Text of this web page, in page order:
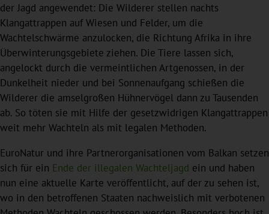
der Jagd angewendet: Die Wilderer stellen nachts
Klangattrappen auf Wiesen und Felder, um die
Wachtelschwärme anzulocken, die Richtung Afrika in ihre
Überwinterungsgebiete ziehen. Die Tiere lassen sich,
angelockt durch die vermeintlichen Artgenossen, in der
Dunkelheit nieder und bei Sonnenaufgang schießen die
Wilderer die amselgroßen Hühnervögel dann zu Tausenden
ab. So töten sie mit Hilfe der gesetzwidrigen Klangattrappen
weit mehr Wachteln als mit legalen Methoden.
EuroNatur und ihre Partnerorganisationen vom Balkan setzen
sich für ein Ende der illegalen Wachteljagd ein und haben
nun eine aktuelle Karte veröffentlicht, auf der zu sehen ist,
wo in den betroffenen Staaten nachweislich mit verbotenen